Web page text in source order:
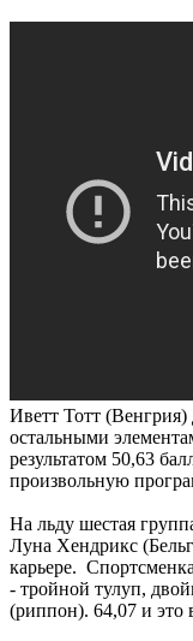
Иветт Тотт
остальными
результатом 50,63
произвольную
На льду шестая
Луна Хендрикс
карьере.
- тройной тулуп,
(риппон). 64,07 и это